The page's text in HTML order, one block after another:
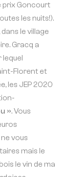
prix Goncourt
les nuits!).
le village
Gracq a
lequel
Florent et
les JEP 2020
». Vous
vous
mais le
le vin de ma